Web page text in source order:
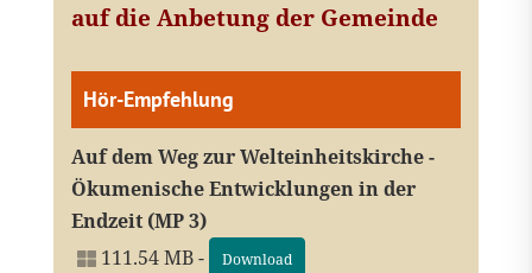
auf die Anbetung der Gemeinde
Hör-Empfehlung
Auf dem Weg zur Welteinheitskirche -
Ökumenische Entwicklungen in der
Endzeit (MP 3)
111.54 MB -
Download